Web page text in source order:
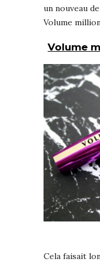
un nouveau
Volume
Volume
Cela faisait